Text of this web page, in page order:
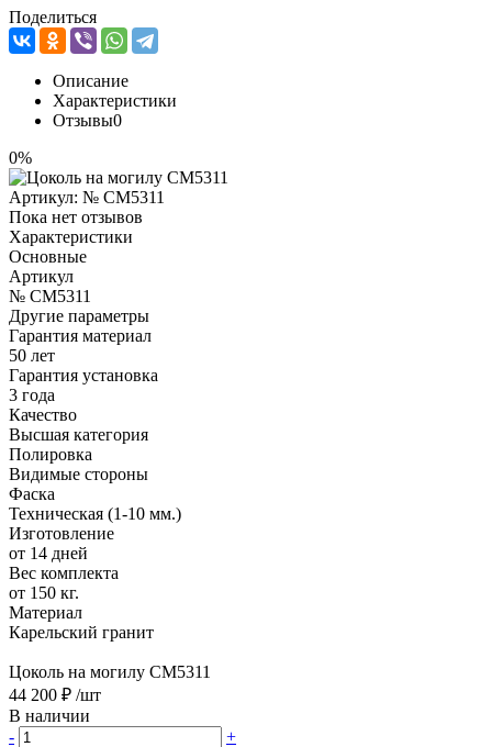
Поделиться
Описание
Характеристики
Отзывы0
0%
Артикул: № CM5311
Пока нет отзывов
Характеристики
Основные
Артикул
№ CM5311
Другие параметры
Гарантия материал
50 лет
Гарантия установка
3 года
Качество
Высшая категория
Полировка
Видимые стороны
Фаска
Техническая (1-10 мм.)
Изготовление
от 14 дней
Вес комплекта
от 150 кг.
Материал
Карельский гранит
Цоколь на могилу CM5311
44 200 ₽ /шт
В наличии
-
+